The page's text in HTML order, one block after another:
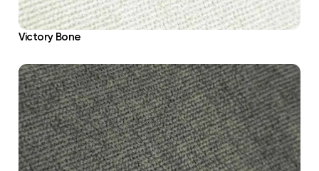
Victory Bone